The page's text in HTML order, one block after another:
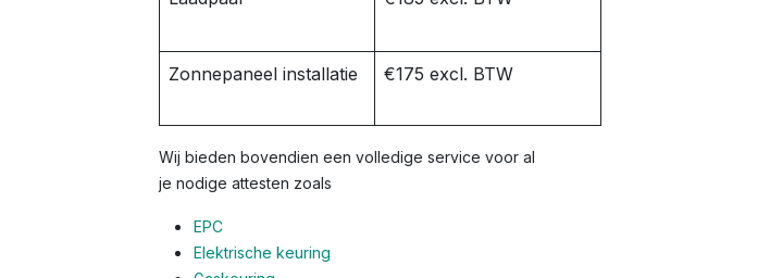
Zonnepaneel installatie €175 excl. BTW
Wij bieden bovendien een volledige service voor al
je nodige attesten zoals
EPC
Elektrische keuring